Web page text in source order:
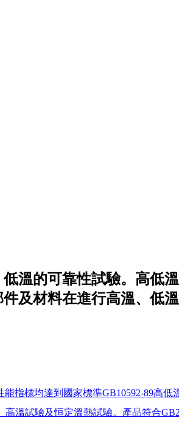
溫的可靠性試驗。高低
及材料在進行高溫、低
指標均達到國家標準GB10592-89高低
溫試驗及恒定溫熱試驗。產品符合